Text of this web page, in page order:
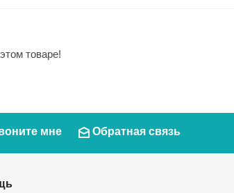
товаре!
мне Обратная связь